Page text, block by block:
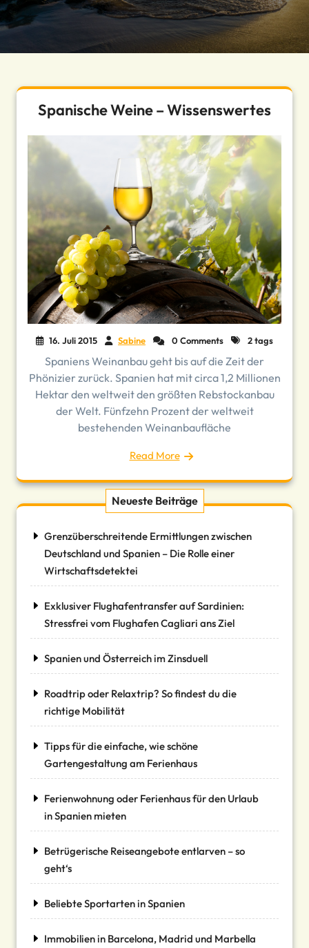
Spanische Weine – Wissenswertes
16. Juli 2015 Sabine 0 Comments 2 tags
Spaniens Weinanbau geht bis auf die Zeit der
Phönizier zurück. Spanien hat mit circa 1,2 Millionen
Hektar den weltweit den größten Rebstockanbau
der Welt. Fünfzehn Prozent der weltweit
bestehenden Weinanbaufläche
Read More
Neueste Beiträge
Grenzüberschreitende Ermittlungen zwischen
Deutschland und Spanien – Die Rolle einer
Wirtschaftsdetektei
Exklusiver Flughafentransfer auf Sardinien:
Stressfrei vom Flughafen Cagliari ans Ziel
Spanien und Österreich im Zinsduell
Roadtrip oder Relaxtrip? So findest du die
richtige Mobilität
Tipps für die einfache, wie schöne
Gartengestaltung am Ferienhaus
Ferienwohnung oder Ferienhaus für den Urlaub
in Spanien mieten
Betrügerische Reiseangebote entlarven – so
geht‘s
Beliebte Sportarten in Spanien
Immobilien in Barcelona, Madrid und Marbella